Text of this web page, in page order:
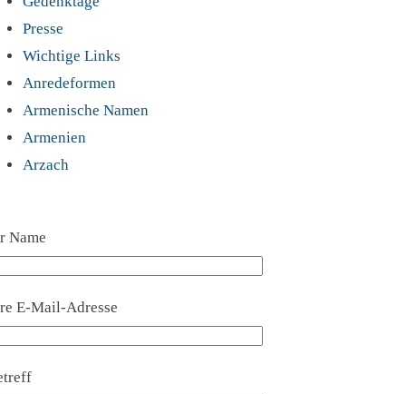
Presse
Wichtige Links
Anredeformen
Armenische Namen
Armenien
Arzach
Name
E-Mail-Adresse